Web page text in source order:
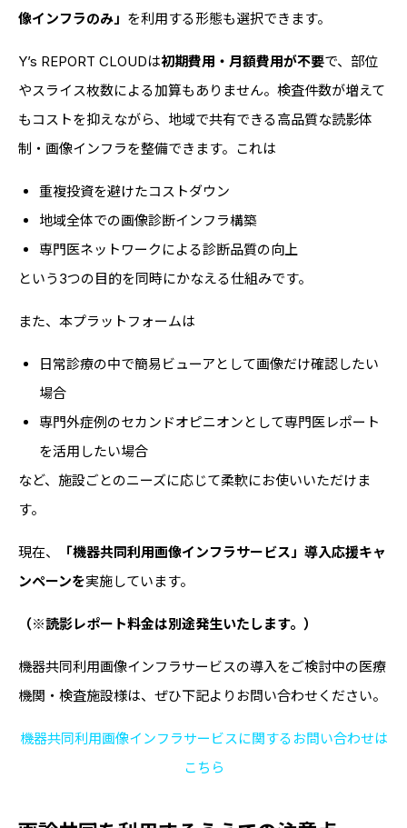
像インフラのみ」 を利用する形態も選択できます。
Y’s REPORT CLOUDは初期費用・月額費用が不要で、部位
やスライス枚数による加算もありません。検査件数が増えて
もコストを抑えながら、地域で共有できる高品質な読影体
制・画像インフラを整備できます。これは
重複投資を避けたコストダウン
地域全体での画像診断インフラ構築
専門医ネットワークによる診断品質の向上
という3つの目的を同時にかなえる仕組みです。
また、本プラットフォームは
日常診療の中で簡易ビューアとして画像だけ確認したい
場合
専門外症例のセカンドオピニオンとして専門医レポート
を活用したい場合
など、施設ごとのニーズに応じて柔軟にお使いいただけま
す。
現在、
「機器共同利用画像インフラサービス」導入応援キャ
ンペーンを実施しています。
（※読影レポート料金は別途発生いたします。）
機器共同利用画像インフラサービスの導入をご検討中の医療
機関・検査施設様は、ぜひ下記よりお問い合わせください。
機器共同利用画像インフラサービスに関するお問い合わせは
こちら